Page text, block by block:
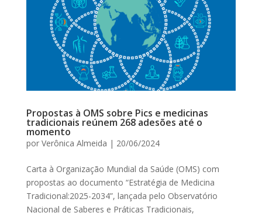
Propostas à OMS sobre Pics e medicinas
tradicionais reúnem 268 adesões até o
momento
por Verônica Almeida | 20/06/2024
Carta à Organização Mundial da Saúde (OMS) com
propostas ao documento “Estratégia de Medicina
Tradicional:2025-2034”, lançada pelo Observatório
Nacional de Saberes e Práticas Tradicionais,